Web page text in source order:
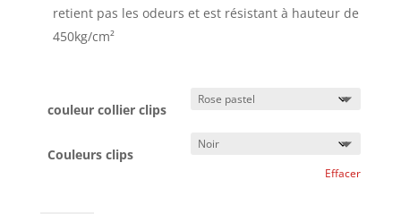
retient pas les odeurs et est résistant à hauteur de
450kg/cm²
couleur collier clips
Couleurs clips
Effacer